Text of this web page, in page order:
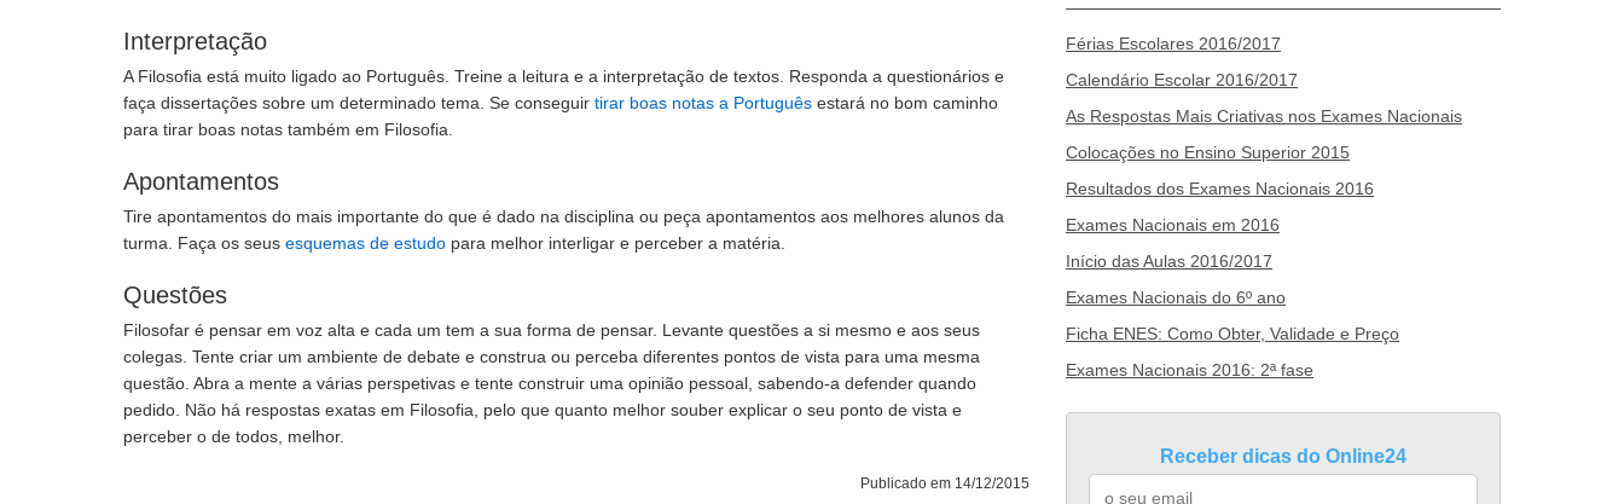
Interpretação
A Filosofia está muito ligado ao Português. Treine a leitura e a interpretação de textos. Responda a questionários e
faça dissertações sobre um determinado tema. Se conseguir tirar boas notas a Português estará no bom caminho
para tirar boas notas também em Filosofia.
Apontamentos
Tire apontamentos do mais importante do que é dado na disciplina ou peça apontamentos aos melhores alunos da
turma. Faça os seus esquemas de estudo para melhor interligar e perceber a matéria.
Questões
Filosofar é pensar em voz alta e cada um tem a sua forma de pensar. Levante questões a si mesmo e aos seus
colegas. Tente criar um ambiente de debate e construa ou perceba diferentes pontos de vista para uma mesma
questão. Abra a mente a várias perspetivas e tente construir uma opinião pessoal, sabendo-a defender quando
pedido. Não há respostas exatas em Filosofia, pelo que quanto melhor souber explicar o seu ponto de vista e
perceber o de todos, melhor.
Publicado em 14/12/2015
Férias Escolares 2016/2017
Calendário Escolar 2016/2017
As Respostas Mais Criativas nos Exames Nacionais
Colocações no Ensino Superior 2015
Resultados dos Exames Nacionais 2016
Exames Nacionais em 2016
Início das Aulas 2016/2017
Exames Nacionais do 6º ano
Ficha ENES: Como Obter, Validade e Preço
Exames Nacionais 2016: 2ª fase
Receber dicas do Online24